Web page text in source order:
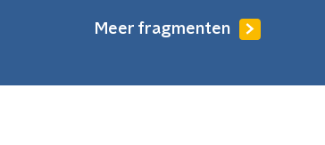
Meer fragmenten